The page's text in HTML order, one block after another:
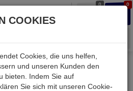
0 0
electronic SSFH 1,0A
COOKIES
Cookies, die uns helfen,
und unseren Kunden den
bieten. Indem Sie auf
Sie sich mit unseren Cookie-